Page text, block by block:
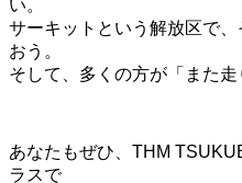
い。
サーキットという解放区で
おう。
そして、多くの方が「また走
あなたもぜひ、THM
ラスで